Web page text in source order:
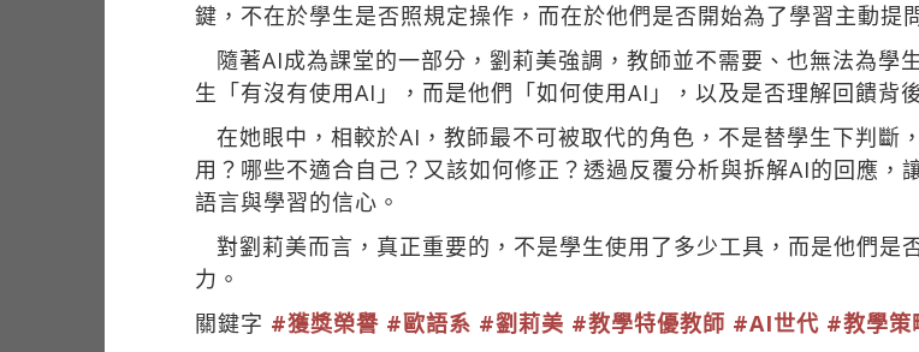
鍵，不在於學生是否照規定操作，而在於他們是否開始為了學習主動提
隨著AI成為課堂的一部分，劉莉美強調，教師並不需要、也無法為學
生「有沒有使用AI」，而是他們「如何使用AI」，以及是否理解回饋背
在她眼中，相較於AI，教師最不可被取代的角色，不是替學生下判斷
用？哪些不適合自己？又該如何修正？透過反覆分析與拆解AI的回應
語言與學習的信心。
對劉莉美而言，真正重要的，不是學生使用了多少工具，而是他們是
力。
關鍵字 #獲獎榮譽 #歐語系 #劉莉美 #教學特優教師 #AI世代 #教學策